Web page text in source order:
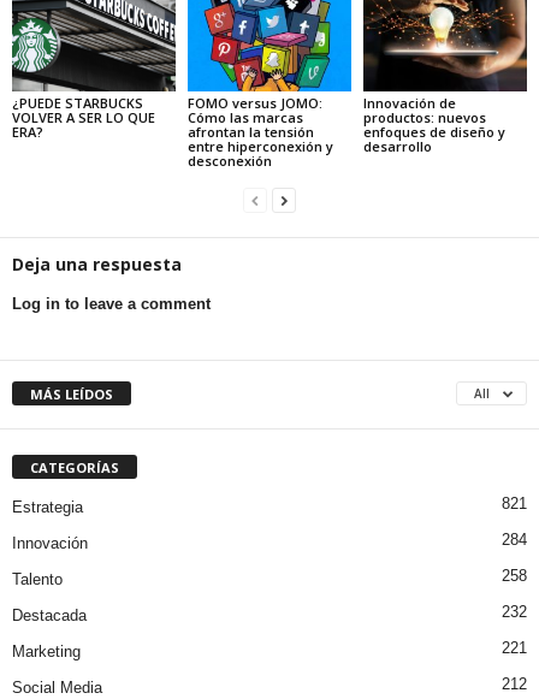
¿PUEDE STARBUCKS
VOLVER A SER LO QUE
ERA?
FOMO versus JOMO:
Cómo las marcas
afrontan la tensión
entre hiperconexión y
desconexión
Innovación de
productos: nuevos
enfoques de diseño y
desarrollo
Deja una respuesta
Log in to leave a comment
MÁS LEÍDOS All
CATEGORÍAS
Estrategia 821
Innovación 284
Talento 258
Destacada 232
Marketing 221
Social Media 212